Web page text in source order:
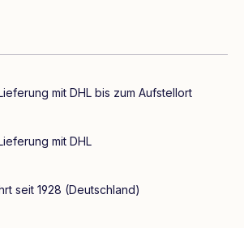
mit DHL bis zum Aufstellort
mit DHL
seit 1928 (Deutschland)